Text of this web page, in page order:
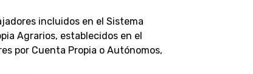
incluidos en el Sistema
Agrarios, establecidos en el
por Cuenta Propia o Autónomos,